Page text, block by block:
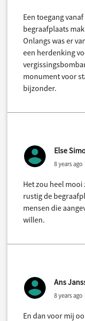
Een toegang
begraafplaats
Onlangs was er
een herdenking
monument voor
bijzonder.
Else
8 years ago
Het zou heel
rustig de
mensen die
willen.
Ans
8 years ago
En dan voor mij